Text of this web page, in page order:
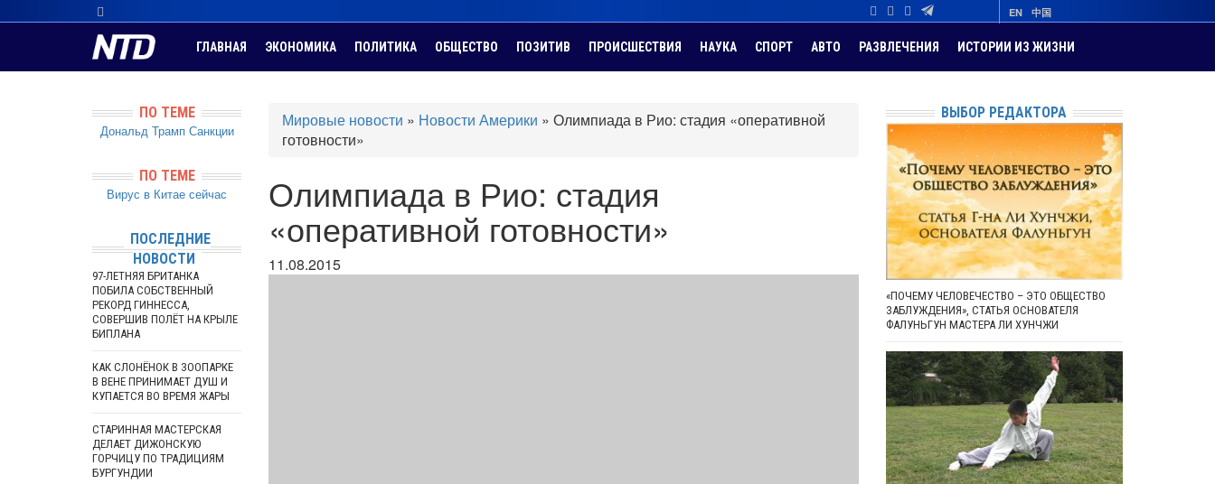
EN 中国
ГЛАВНАЯ ЭКОНОМИКА ПОЛИТИКА ОБЩЕСТВО ПОЗИТИВ ПРОИСШЕСТВИЯ НАУКА СПОРТ АВТО РАЗВЛЕЧЕНИЯ ИСТОРИИ ИЗ ЖИЗНИ
Мировые новости » Новости Америки » Олимпиада в Рио: стадия «оперативной
готовности»
Олимпиада в Рио: стадия
«оперативной готовности»
11.08.2015
ПО ТЕМЕ
Дональд Трамп Санкции
ПО ТЕМЕ
Вирус в Китае сейчас
ПОСЛЕДНИЕ
НОВОСТИ
97-ЛЕТНЯЯ БРИТАНКА
ПОБИЛА СОБСТВЕННЫЙ
РЕКОРД ГИННЕССА,
СОВЕРШИВ ПОЛЁТ НА КРЫЛЕ
БИПЛАНА
КАК СЛОНЁНОК В ЗООПАРКЕ
В ВЕНЕ ПРИНИМАЕТ ДУШ И
КУПАЕТСЯ ВО ВРЕМЯ ЖАРЫ
СТАРИННАЯ МАСТЕРСКАЯ
ДЕЛАЕТ ДИЖОНСКУЮ
ГОРЧИЦУ ПО ТРАДИЦИЯМ
БУРГУНДИИ
ВЫБОР РЕДАКТОРА
«ПОЧЕМУ ЧЕЛОВЕЧЕСТВО – ЭТО ОБЩЕСТВО
ЗАБЛУЖДЕНИЯ», СТАТЬЯ ОСНОВАТЕЛЯ
ФАЛУНЬГУН МАСТЕРА ЛИ ХУНЧЖИ